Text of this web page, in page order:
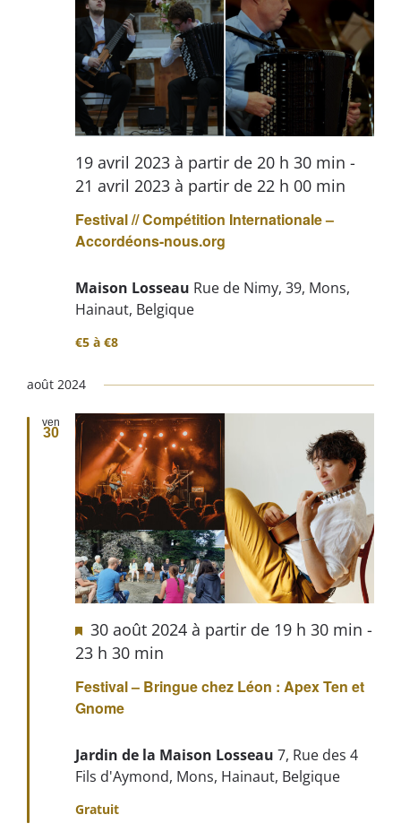
Festival // Compétition Internationale –
Accordéons-nous.org
19 avril 2023 à partir de 20 h 30 min -
21 avril 2023 à partir de 22 h 00 min
Maison Losseau Rue de Nimy, 39, Mons,
Hainaut, Belgique
€5 à €8
août 2024
ven
30
Festival – Bringue chez Léon : Apex Ten et
Gnome
30 août 2024 à partir de 19 h 30 min -
23 h 30 min
Jardin de la Maison Losseau 7, Rue des 4
Fils d'Aymond, Mons, Hainaut, Belgique
Gratuit